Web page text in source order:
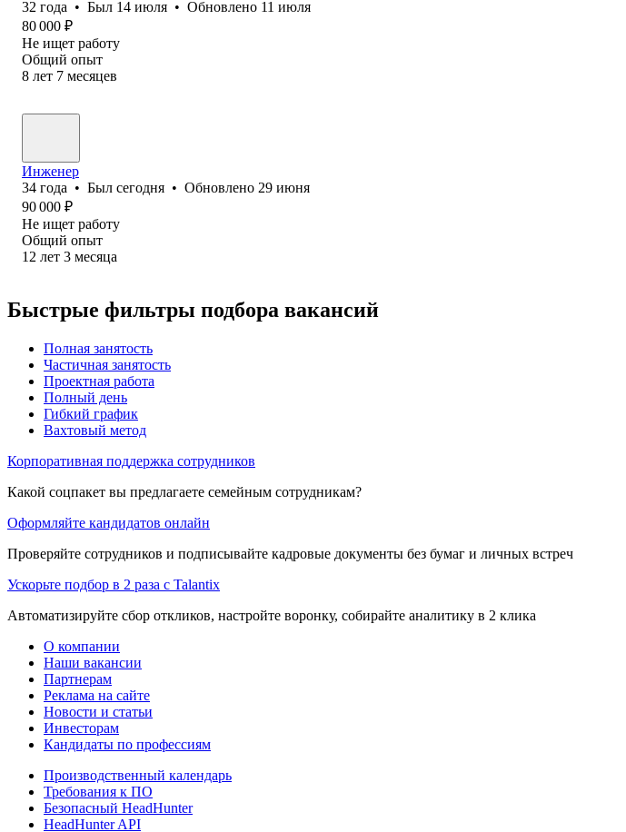
32 года • Был 14 июля • Обновлено 11 июля
80 000 ₽
Не ищет работу
Общий опыт
8 лет 7 месяцев
Инженер
34 года • Был сегодня • Обновлено 29 июня
90 000 ₽
Не ищет работу
Общий опыт
12 лет 3 месяца
Быстрые фильтры подбора вакансий
Полная занятость
Частичная занятость
Проектная работа
Полный день
Гибкий график
Вахтовый метод
Корпоративная поддержка сотрудников
Какой соцпакет вы предлагаете семейным сотрудникам?
Оформляйте кандидатов онлайн
Проверяйте сотрудников и подписывайте кадровые документы без бумаг и личных встреч
Ускорьте подбор в 2 раза с Talantix
Автоматизируйте сбор откликов, настройте воронку, собирайте аналитику в 2 клика
О компании
Наши вакансии
Партнерам
Реклама на сайте
Новости и статьи
Инвесторам
Кандидаты по профессиям
Производственный календарь
Требования к ПО
Безопасный HeadHunter
HeadHunter API